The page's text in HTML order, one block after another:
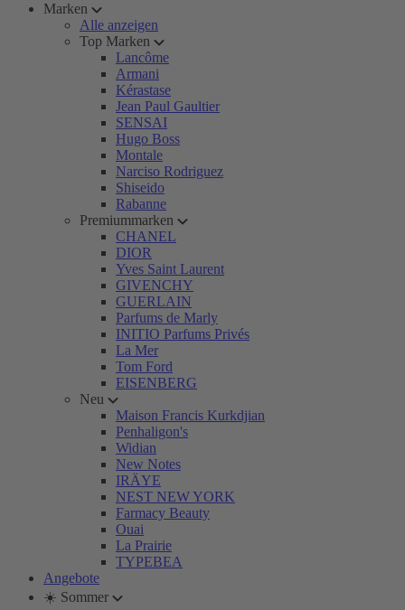
Marken
Alle anzeigen
Top Marken
Lancôme
Armani
Kérastase
Jean Paul Gaultier
SENSAI
Hugo Boss
Montale
Narciso Rodriguez
Shiseido
Rabanne
Premiummarken
CHANEL
DIOR
Yves Saint Laurent
GIVENCHY
GUERLAIN
Parfums de Marly
INITIO Parfums Privés
La Mer
Tom Ford
EISENBERG
Neu
Maison Francis Kurkdjian
Penhaligon's
Widian
New Notes
IRÄYE
NEST NEW YORK
Farmacy Beauty
Ouai
La Prairie
TYPEBEA
Angebote
☀️ Sommer